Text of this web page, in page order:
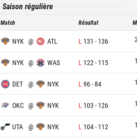
Saison régulière
Match Résultat
NYK @ ATL L 131 - 136
NYK @ WAS L 122 - 115
DET @ NYK L 96-84
OKC @ NYK L 103 - 126
UTA @ NYK L 104- 112